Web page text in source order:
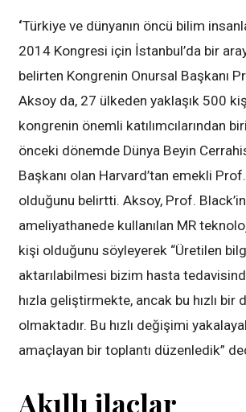
‘Türkiye ve dünyanın öncü bilim
2014 Kongresi için İstanbul’da bir
belirten Kongrenin Onursal Başkanı
Aksoy da, 27 ülkeden yaklaşık 500
kongrenin önemli katılımcılarından
önceki dönemde Dünya Beyin
Başkanı olan Harvard’tan emekli
olduğunu belirtti. Aksoy, Prof. Black’in
ameliyathanede kullanılan MR
kişi olduğunu söyleyerek “Üretilen
aktarılabilmesi bizim hasta
hızla geliştirmekte, ancak bu hızlı bir
olmaktadır. Bu hızlı değişimi
amaçlayan bir toplantı düzenledik”
Akıllı ilaçlar